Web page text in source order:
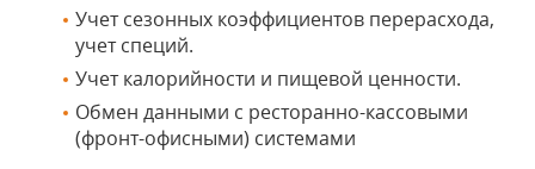
Учет сезонных коэффициентов перерасхода,
учет специй.
Учет калорийности и пищевой ценности.
Обмен данными с ресторанно-кассовыми
(фронт-офисными) системами